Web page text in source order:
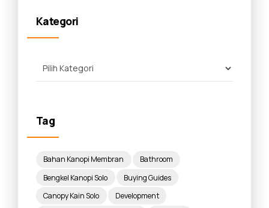
Kategori
Tag
Bahan Kanopi Membran
Bathroom
Bengkel Kanopi Solo
Buying Guides
Canopy Kain Solo
Development